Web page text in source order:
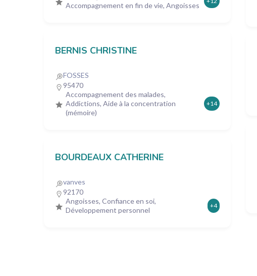
Accompagnement en fin de vie, Angoisses
BERNIS CHRISTINE
FOSSES
95470
Accompagnement des malades,
Addictions, Aide à la concentration
(mémoire)
+14
BOURDEAUX CATHERINE
vanves
92170
Angoisses, Confiance en soi,
Développement personnel
+4